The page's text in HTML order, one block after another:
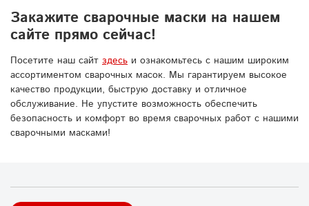
Закажите сварочные маски на нашем
сайте прямо сейчас!
Посетите наш сайт здесь и ознакомьтесь с нашим широким
ассортиментом сварочных масок. Мы гарантируем высокое
качество продукции, быструю доставку и отличное
обслуживание. Не упустите возможность обеспечить
безопасность и комфорт во время сварочных работ с нашими
сварочными масками!